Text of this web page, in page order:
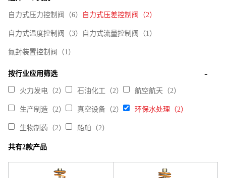
自力式压力控制阀（6） 自力式压差控制阀（2）
自力式温度控制阀（3） 自力式流量控制阀（1）
氮封装置控制阀（1）
按行业应用筛选
火力发电（2） 石油化工（2） 航空航天（2）
生产制造（2） 真空设备（2） 环保水处理（2）
生物制药（2） 船舶（2）
共有2款产品